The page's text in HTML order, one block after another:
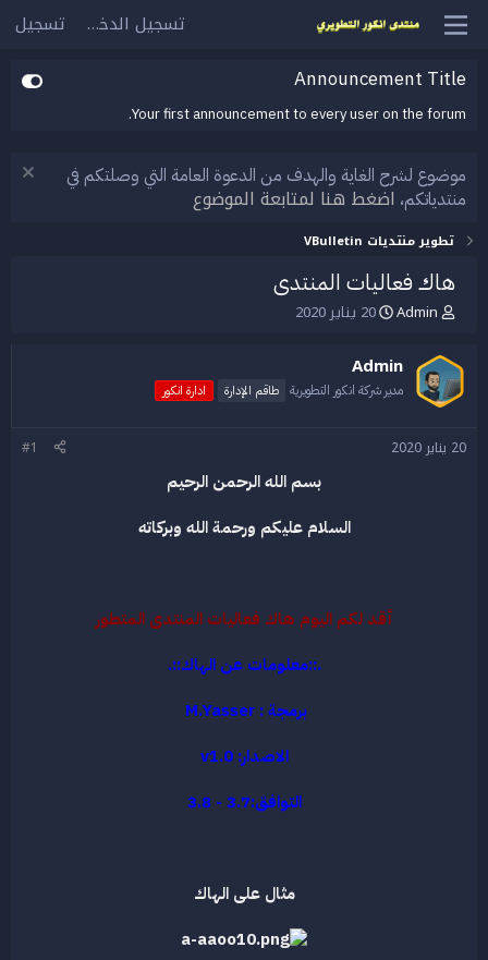
تسجيل الدخول تسجيل
Announcement Title
Your first announcement to every user on the forum.
موضوع لشرح الغاية والهدف من الدعوة العامة التي وصلتكم في
منتدياتكم، اضغط هنا لمتابعة الموضوع
تطوير منتديات VBulletin
هاك فعاليات المنتدى
ب
د
ئ
ا
ل
و
Admin
ت
ي
خ
20 يناير 2020
Admin
مدير شركة انكور التطويرية طاقم الإدارة ادارة انكور
20 يناير 2020
#1
بسم الله الرحمن الرحيم
السلام عليكم ورحمة الله وبركاته
أقد لكم اليوم هاك فعاليات المنتدى المتطور
.::معلومات عن الهاك::.
برمجة : M.Yasser
الاصدار: v1.0
التوافق:3.7 - 3.8
مثال على الهاك